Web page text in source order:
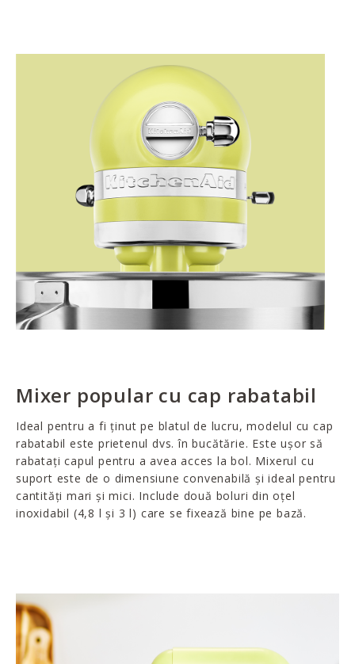
Mixer popular cu cap rabatabil
Ideal pentru a fi ținut pe blatul de lucru, modelul cu cap
rabatabil este prietenul dvs. în bucătărie. Este ușor să
rabatați capul pentru a avea acces la bol. Mixerul cu
suport este de o dimensiune convenabilă și ideal pentru
cantități mari și mici. Include două boluri din oțel
inoxidabil (4,8 l și 3 l) care se fixează bine pe bază.